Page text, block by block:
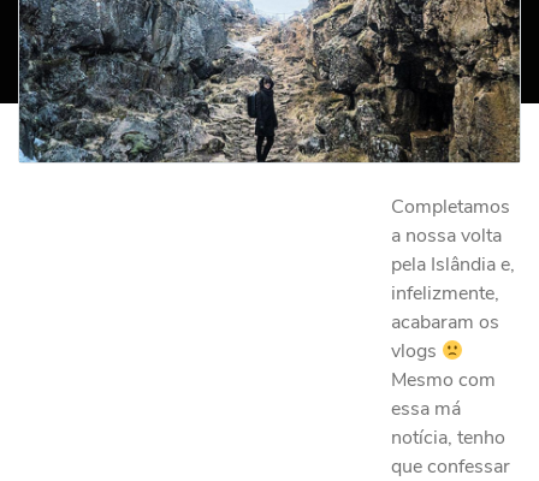
Completamos
a nossa volta
pela Islândia e,
infelizmente,
acabaram os
vlogs
Mesmo com
essa má
notícia, tenho
que confessar